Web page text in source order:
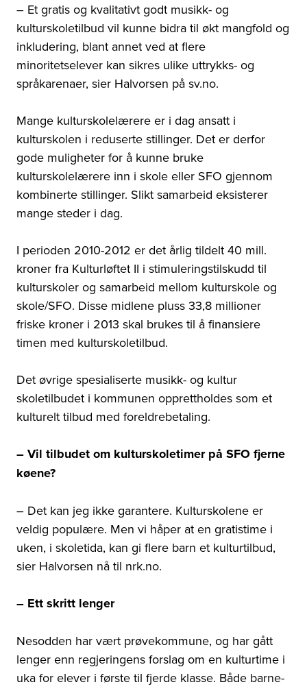
– Et gratis og kvalitativt godt musikk- og
kulturskoletilbud vil kunne bidra til økt mangfold og
inkludering, blant annet ved at flere
minoritetselever kan sikres ulike uttrykks- og
språkarenaer, sier Halvorsen på sv.no.
Mange kulturskolelærere er i dag ansatt i
kulturskolen i reduserte stillinger. Det er derfor
gode muligheter for å kunne bruke
kulturskolelærere inn i skole eller SFO gjennom
kombinerte stillinger. Slikt samarbeid eksisterer
mange steder i dag.
I perioden 2010-2012 er det årlig tildelt 40 mill.
kroner fra Kulturløftet II i stimuleringstilskudd til
kulturskoler og samarbeid mellom kulturskole og
skole/SFO. Disse midlene pluss 33,8 millioner
friske kroner i 2013 skal brukes til å finansiere
timen med kulturskoletilbud.
Det øvrige spesialiserte musikk- og kultur
skoletilbudet i kommunen opprettholdes som et
kulturelt tilbud med foreldrebetaling.
– Vil tilbudet om kulturskoletimer på SFO fjerne
køene?
– Det kan jeg ikke garantere. Kulturskolene er
veldig populære. Men vi håper at en gratistime i
uken, i skoletida, kan gi flere barn et kulturtilbud,
sier Halvorsen nå til nrk.no.
– Ett skritt lenger
Nesodden har vært prøvekommune, og har gått
lenger enn regjeringens forslag om en kulturtime i
uka for elever i første til fjerde klasse. Både barne-